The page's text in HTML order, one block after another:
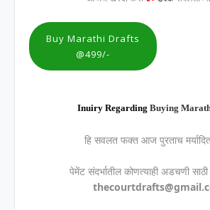
Buy Marathi Drafts
@499/-
Inuiry Regarding Buying
हि सवलत फक्त आज पुरताच
पेमेंट संदर्भातील कोणत्याही अडचणी